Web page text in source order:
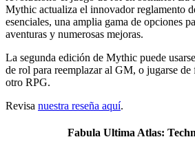
Mythic actualiza el innovador reglamento
esenciales, una amplia gama de opciones
aventuras y numerosas mejoras.
La segunda edición de Mythic puede
de rol para reemplazar al GM, o jugarse de
otro RPG.
Revisa nuestra reseña aquí.
Fabula Ultima Atlas: